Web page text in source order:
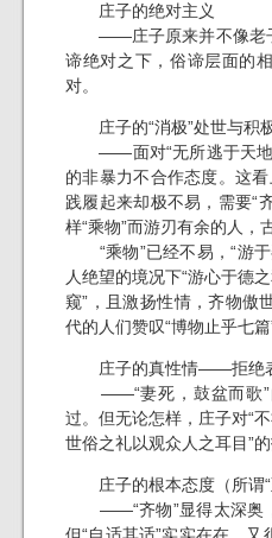
庄子的绝对主义
——庄子原来并不像老子
谛绝对之下，俗谛层面的
对。
庄子的“消极”处世与积
——面对“无所逃于天地
的非暴力不合作态度。这
践履起来却极不易，需要“
样“乘物”而游刃有余的人，
“乘物”已经不易，“游于
人绝望的境况下“游心于德
窥”，且激扬性情，齐物
代的人们赞叹“博物止乎七篇”
庄子的真性情——拒绝
——“妻死，鼓盆而歌”的
过。但无论怎样，庄子对“
世俗之礼以观众人之耳目”
庄子的根本态度（所谓“
——“齐物”显得太深奥，“